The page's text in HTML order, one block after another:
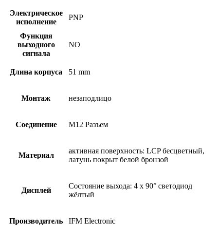
Электрическое
исполнение
PNP
Функция
выходного
сигнала
NO
Длина корпуса 51 mm
Монтаж незаподлицо
Соединение M12 Разъем
Материал
активная поверхность: LCP бесцветный,
латунь покрыт белой бронзой
Дисплей
Состояние выхода: 4 x 90° светодиод
жёлтый
Производитель IFM Electronic